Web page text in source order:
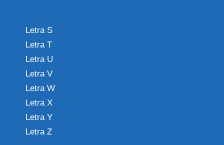
Letra S
Letra T
Letra U
Letra V
Letra W
Letra X
Letra Y
Letra Z